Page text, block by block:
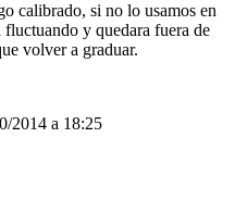
calibrado, si no lo usamos en
fluctuando y quedara fuera de
volver a graduar.
2014 a 18:25